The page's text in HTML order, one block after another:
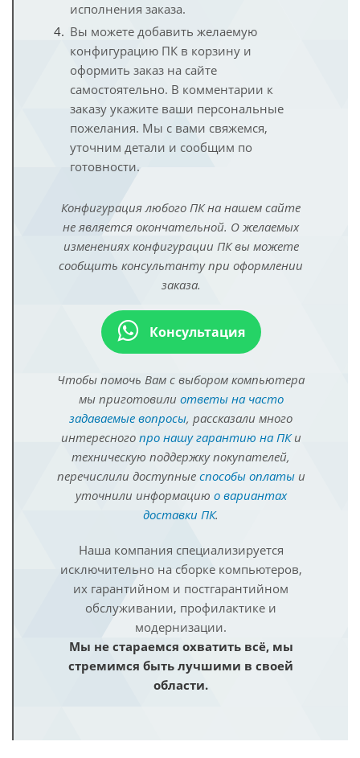
исполнения заказа.
Вы можете добавить желаемую
конфигурацию ПК в корзину и
оформить заказ на сайте
самостоятельно. В комментарии к
заказу укажите ваши персональные
пожелания. Мы с вами свяжемся,
уточним детали и сообщим по
готовности.
Конфигурация любого ПК на нашем сайте
не является окончательной. О желаемых
изменениях конфигурации ПК вы можете
сообщить консультанту при оформлении
заказа.
Консультация
Чтобы помочь Вам с выбором компьютера
мы приготовили ответы на часто
задаваемые вопросы, рассказали много
интересного про нашу гарантию на ПКи
техническую поддержку покупателей,
перечислили доступные способы оплатыи
уточнили информацию о вариантах
доставки ПК.
Наша компания специализируется
исключительно на сборке компьютеров,
их гарантийном и постгарантийном
обслуживании, профилактике и
модернизации.
Мы не стараемся охватить всё, мы
стремимся быть лучшими в своей
области.